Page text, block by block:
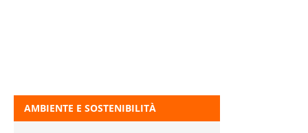
AMBIENTE E SOSTENIBILITÀ